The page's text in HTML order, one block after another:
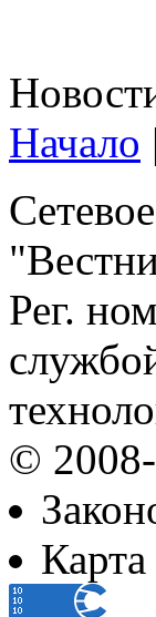
Начало |
Рег.
©
Карта